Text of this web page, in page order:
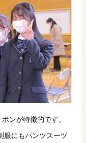
ンが特徴的です。
服にもパンツスーツ